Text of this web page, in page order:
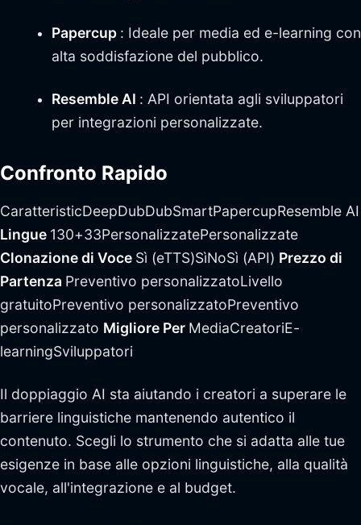
Papercup : Ideale per media ed e-learning con
alta soddisfazione del pubblico.
Resemble AI : API orientata agli sviluppatori
per integrazioni personalizzate.
Confronto Rapido
CaratteristicDeepDubDubSmartPapercupResemble AI
Lingue 130+33PersonalizzatePersonalizzate
Clonazione di Voce Sì (eTTS)SìNoSì (API) Prezzo di
Partenza Preventivo personalizzatoLivello
gratuitoPreventivo personalizzatoPreventivo
personalizzato Migliore Per MediaCreatoriE-
learningSviluppatori
Il doppiaggio AI sta aiutando i creatori a superare le
barriere linguistiche mantenendo autentico il
contenuto. Scegli lo strumento che si adatta alle tue
esigenze in base alle opzioni linguistiche, alla qualità
vocale, all'integrazione e al budget.